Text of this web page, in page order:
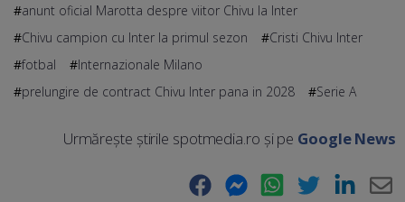
anunt oficial Marotta despre viitor Chivu la Inter
Chivu campion cu Inter la primul sezon
Cristi Chivu Inter
fotbal
Internazionale Milano
prelungire de contract Chivu Inter pana in 2028
Serie A
Urmărește știrile spotmedia.ro și pe Google News
Facebook Messenger WhatsApp Twitter LinkedIn